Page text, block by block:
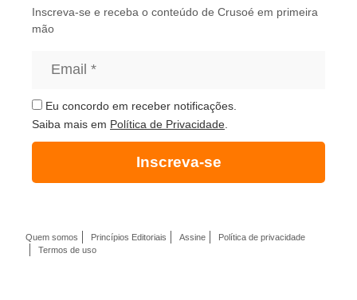
Inscreva-se e receba o conteúdo de Crusoé em primeira
mão
Eu concordo em receber notificações.
Saiba mais em Política de Privacidade
Inscreva-se
Quem somos Princípios Editoriais Assine
Política de privacidade
Termos de uso